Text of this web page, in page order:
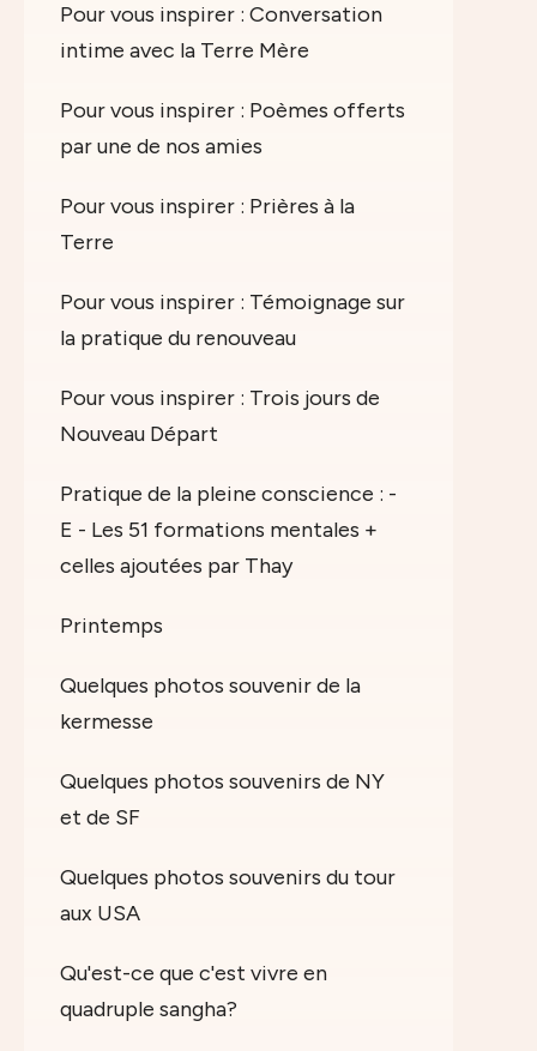
Pour vous inspirer : Conversation
intime avec la Terre Mère
Pour vous inspirer : Poèmes offerts
par une de nos amies
Pour vous inspirer : Prières à la
Terre
Pour vous inspirer : Témoignage sur
la pratique du renouveau
Pour vous inspirer : Trois jours de
Nouveau Départ
Pratique de la pleine conscience : -
E - Les 51 formations mentales +
celles ajoutées par Thay
Printemps
Quelques photos souvenir de la
kermesse
Quelques photos souvenirs de NY
et de SF
Quelques photos souvenirs du tour
aux USA
Qu'est-ce que c'est vivre en
quadruple sangha?